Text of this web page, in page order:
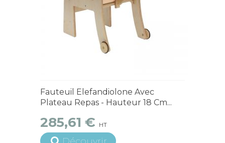
Fauteuil Elefandiolone Avec
Plateau Repas - Hauteur 18 Cm...
285,61 € HT